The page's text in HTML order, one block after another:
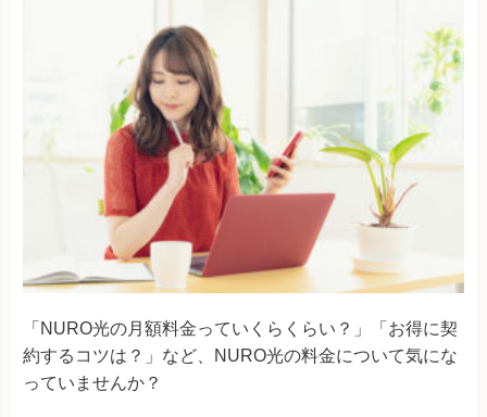
「NURO光の月額料金っていくらくらい？」「お得に契
約するコツは？」など、NURO光の料金について気にな
っていませんか？